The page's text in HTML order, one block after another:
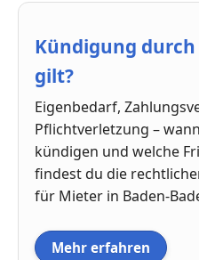
Kündigung
gilt?
Eigenbedarf,
Pflichtverletzung –
kündigen und welche
findest du die
für Mieter in Baden-
Mehr erfahren